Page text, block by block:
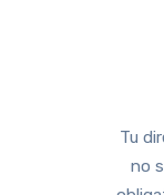
Tu
no